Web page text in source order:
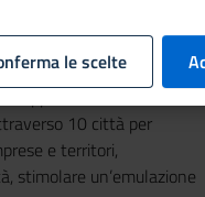
, sul tema “Imprese,
sostenibile” il Giro
10 città per
e territori,
stimolare un’emulazione
le scelte